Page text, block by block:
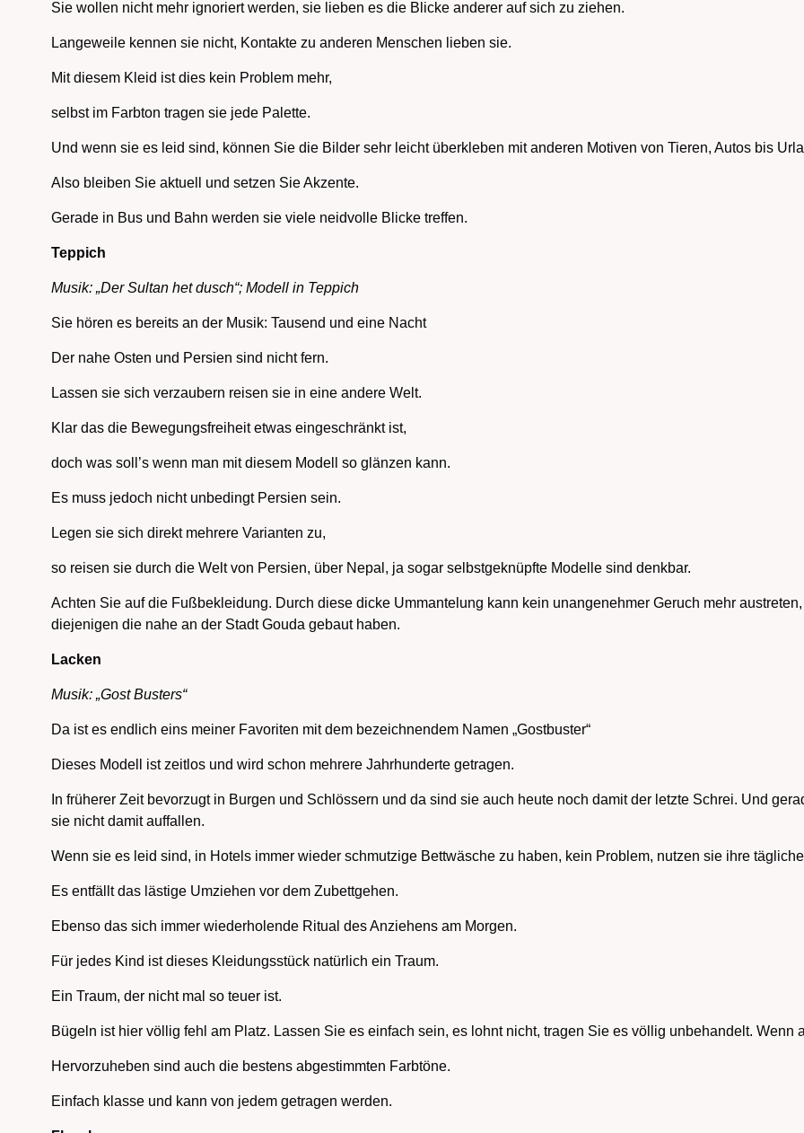
Sie wollen nicht mehr ignoriert werden, sie lieben es die Blicke anderer auf sich zu ziehen.
Langeweile kennen sie nicht, Kontakte zu anderen Menschen lieben sie.
Mit diesem Kleid ist dies kein Problem mehr,
selbst im Farbton tragen sie jede Palette.
Und wenn sie es leid sind, können Sie die Bilder sehr leicht überkleben mit anderen Motiven von Tieren, Autos bis
Also bleiben Sie aktuell und setzen Sie Akzente.
Gerade in Bus und Bahn werden sie viele neidvolle Blicke treffen.
Teppich
Musik: „Der Sultan het dusch“; Modell in Teppich
Sie hören es bereits an der Musik: Tausend und eine Nacht
Der nahe Osten und Persien sind nicht fern.
Lassen sie sich verzaubern reisen sie in eine andere Welt.
Klar das die Bewegungsfreiheit etwas eingeschränkt ist,
doch was soll’s wenn man mit diesem Modell so glänzen kann.
Es muss jedoch nicht unbedingt Persien sein.
Legen sie sich direkt mehrere Varianten zu,
so reisen sie durch die Welt von Persien, über Nepal, ja sogar selbstgeknüpfte Modelle sind denkbar.
Achten Sie auf die Fußbekleidung. Durch diese dicke Ummantelung kann kein unangenehmer Geruch mehr
diejenigen die nahe an der Stadt Gouda gebaut haben.
Lacken
Musik: „Gost Busters“
Da ist es endlich eins meiner Favoriten mit dem bezeichnendem Namen „Gostbuster“
Dieses Modell ist zeitlos und wird schon mehrere Jahrhunderte getragen.
In früherer Zeit bevorzugt in Burgen und Schlössern und da sind sie auch heute noch damit der letzte Schrei. Und
sie nicht damit auffallen.
Wenn sie es leid sind, in Hotels immer wieder schmutzige Bettwäsche zu haben, kein Problem, nutzen sie ihre
Es entfällt das lästige Umziehen vor dem Zubettgehen.
Ebenso das sich immer wiederholende Ritual des Anziehens am Morgen.
Für jedes Kind ist dieses Kleidungsstück natürlich ein Traum.
Ein Traum, der nicht mal so teuer ist.
Bügeln ist hier völlig fehl am Platz. Lassen Sie es einfach sein, es lohnt nicht, tragen Sie es völlig unbehandelt. Wenn
Hervorzuheben sind auch die bestens abgestimmten Farbtöne.
Einfach klasse und kann von jedem getragen werden.